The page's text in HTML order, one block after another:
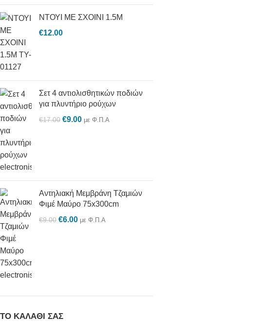
ΝΤΟΥΙ ΜΕ ΣΧΟΙΝΙ 1.5M
€12.00
Σετ 4 αντιολισθητικών ποδιών
για πλυντήριο ρούχων
€17.00 €9.00 με Φ.Π.Α
Αντηλιακή Μεμβράνη Τζαμιών
Φιμέ Μαύρο 75x300cm
€9.00 €6.00 με Φ.Π.Α
ΤΟ ΚΑΛΆΘΙ ΣΑΣ